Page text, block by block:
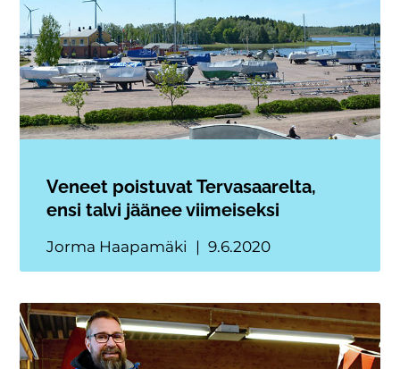
Veneet poistuvat Tervasaarelta,
ensi talvi jäänee viimeiseksi
Jorma Haapamäki 9.6.2020